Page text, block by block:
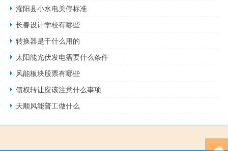
灌阳县小水电关停标准
长春设计学校有哪些
转换器是干什么用的
太阳能光伏发电需要什么条件
风能板块股票有哪些
债权转让应该注意什么事项
天顺风能普工做什么